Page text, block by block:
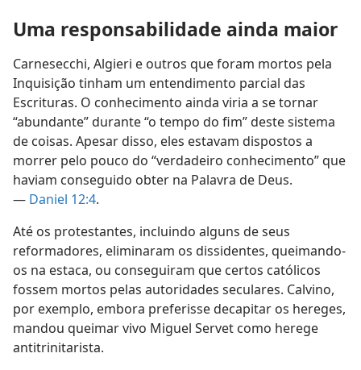
Uma responsabilidade ainda maior
Carnesecchi, Algieri e outros que foram mortos pela
Inquisição tinham um entendimento parcial das
Escrituras. O conhecimento ainda viria a se tornar
“abundante” durante “o tempo do fim” deste sistema
de coisas. Apesar disso, eles estavam dispostos a
morrer pelo pouco do “verdadeiro conhecimento” que
haviam conseguido obter na Palavra de Deus.
— Daniel 12:4.
Até os protestantes, incluindo alguns de seus
reformadores, eliminaram os dissidentes, queimando-
os na estaca, ou conseguiram que certos católicos
fossem mortos pelas autoridades seculares. Calvino,
por exemplo, embora preferisse decapitar os hereges,
mandou queimar vivo Miguel Servet como herege
antitrinitarista.